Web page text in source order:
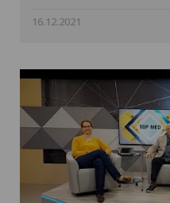
16.12.2021